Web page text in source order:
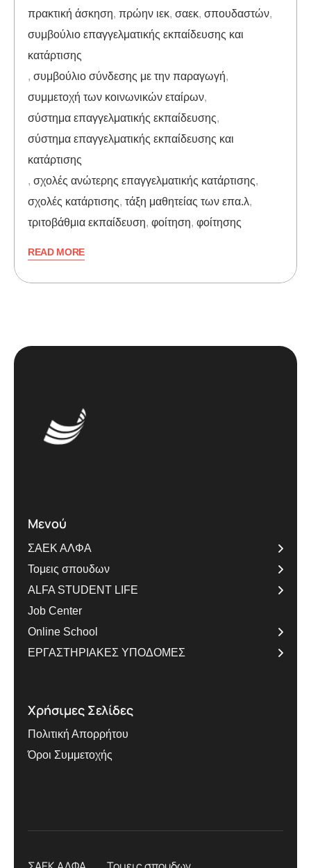
πρακτική άσκηση, πρώην ιεκ, σαεκ, σπουδαστών,
συμβούλιο επαγγελματικής εκπαίδευσης και
κατάρτισης
, συμβούλιο σύνδεσης με την παραγωγή,
συμμετοχή των κοινωνικών εταίρων,
σύστημα επαγγελματικής εκπαίδευσης,
σύστημα επαγγελματικής εκπαίδευσης και
κατάρτισης
, σχολές ανώτερης επαγγελματικής κατάρτισης,
σχολές κατάρτισης, τάξη μαθητείας των επα.λ,
τριτοβάθμια εκπαίδευση, φοίτηση, φοίτησης
READ MORE
Μενού
ΣΑΕΚ ΑΛΦΑ
Τομεις σπουδων
ALFA STUDENT LIFE
Job Center
Online School
ΕΡΓΑΣΤΗΡΙΑΚΕΣ ΥΠΟΔΟΜΕΣ
Χρήσιμες Σελίδες
Πολιτική Απορρήτου
Όροι Συμμετοχής